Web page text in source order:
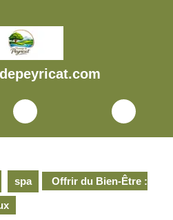
spa Offrir du Bien-Être :